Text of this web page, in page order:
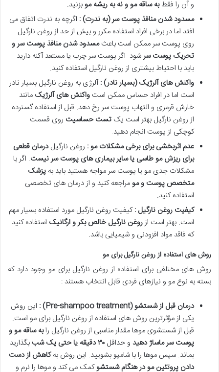
و آن را فقطبه ساقه مو و نه به ریشه مو بزنید.
مسدود شدن منافذ پوست سر (به ندرت) : اگرچه به ندرت اتفاق می
افتد اما در برخی افراد استفاده مکرر و بیش از حد از روغن نارگیل
روی پوست سر ممکن است باعثمسدود شدن منافذ پوست سر و
تحریک پوست سرشود. اگر پوست سر چرب یا مستعد آکنه دارید
باید با احتیاط بیشتری از روغن نارگیل استفاده کنید.
واکنش های آلرژیک (بسیار نادر) :آلرژی به روغن نارگیل بسیار نادر
است اما در افراد حساس ممکن است واکنش های آلرژیک مانند
خارش قرمزی و التهاب پوست سر رخ دهد. قبل از استفاده گسترده
از روغن نارگیل بهتر است یک تست حساسیت روی قسمت
کوچکی از پوست انجام دهید.
عدم اثربخشی برای برخی مشکلات مو : روغن نارگیلدرمان قطعی
برای ریزش مو طاسی یا سایر بیماری های پوست سر نیست. اگر با
مشکلات جدی مو یا پوست سر مواجه هستید باید به پزشک
متخصص پوست و مو مراجعه کنید و از درمان های تخصصی
استفاده کنید.
کیفیت روغن نارگیل :کیفیت روغن نارگیل مورد استفاده بسیار مهم
است. بهتر است ازروغن نارگیل خالص بکر و ارگانیک استفاده کنید
که فاقد مواد افزودنی و شیمیایی باشد.
روش های استفاده از روغن نارگیل برای مو
روش های مختلفی برای استفاده از روغن نارگیل برای مو وجود دارد که
بسته به نوع مو و نیازهای فردی قابل انتخاب هستند :
درمان قبل از شستشو(Pre-shampoo treatment)
: این روش
یکی از مؤثرترین روش های استفاده از روغن نارگیل برای مو است.
قبل از شستشوی موها مقدار مناسبی از روغن نارگیل رابه ساقه مو و
پوست سر ماساژ دهید و حداقل ۳۰دقیقه یا حتی یک شب بگذارید
بماند. سپس موها را با شامپو بشویید. این روش بهکاهش از دست
دادن پروتئین مو در هنگام شستشوکمک می کند و موها را نرم و